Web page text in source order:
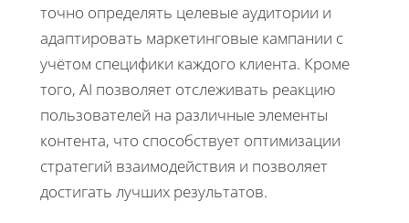
точно определять целевые аудитории и
адаптировать маркетинговые кампании с
учётом специфики каждого клиента. Кроме
того, AI позволяет отслеживать реакцию
пользователей на различные элементы
контента, что способствует оптимизации
стратегий взаимодействия и позволяет
достигать лучших результатов.